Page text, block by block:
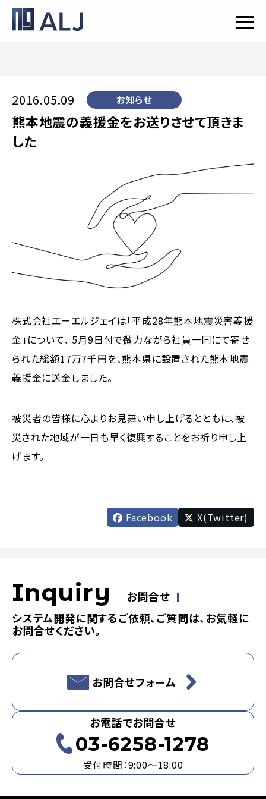
2016.05.09 お知らせ
熊本地震の義援金をお送りさせて頂きま
した
株式会社エーエルジェイは「平成28年熊本地震災害義援
金」について、 5月9日付で微力ながら社員一同にて寄せ
られた総額17万7千円を、熊本県に設置された熊本地震
義援金に送金しました。
被災者の皆様に心よりお見舞い申し上げるとともに、被
災された地域が一日も早く復興することをお祈り申し上
げます。
Facebook X(Twitter)
Inquiry
お問合せ
システム開発に関するご依頼、ご質問は、お気軽に
お問合せください。
お問合せフォーム
お電話でお問合せ
03-6258-1278
受付時間：9:00～18:00